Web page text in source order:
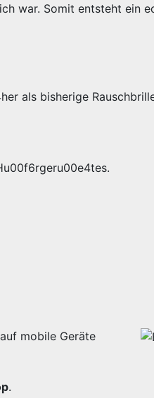
war. Somit entsteht ein
als bisherige
mobile Geräte
.